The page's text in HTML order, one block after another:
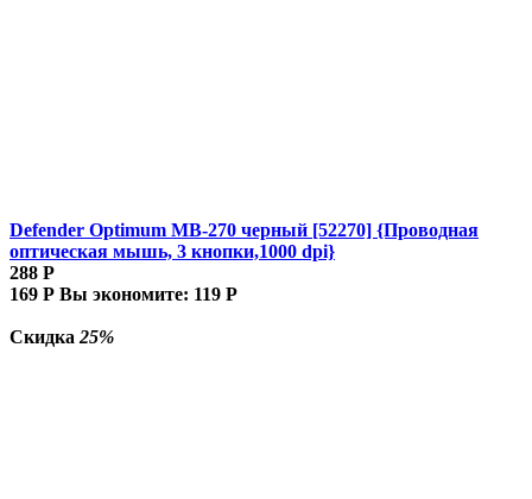
Defender Optimum MB-270 черный [52270] {Проводная
оптическая мышь, 3 кнопки,1000 dpi}
288 Р
169 Р Вы экономите: 119 Р
Скидка 25%